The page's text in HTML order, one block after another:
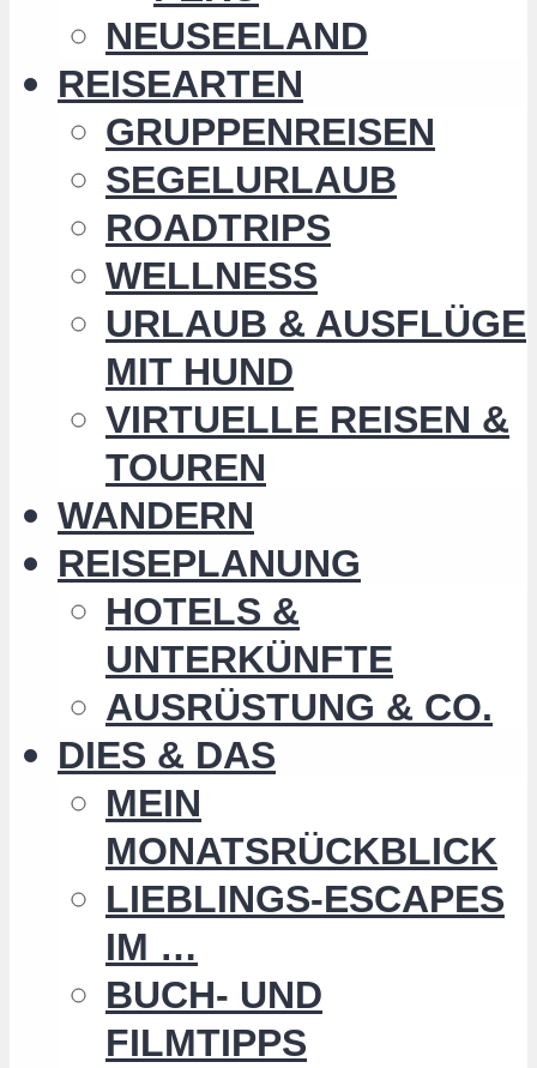
NEUSEELAND
REISEARTEN
GRUPPENREISEN
SEGELURLAUB
ROADTRIPS
WELLNESS
URLAUB & AUSFLÜGE
MIT HUND
VIRTUELLE REISEN &
TOUREN
WANDERN
REISEPLANUNG
HOTELS &
UNTERKÜNFTE
AUSRÜSTUNG & CO.
DIES & DAS
MEIN
MONATSRÜCKBLICK
LIEBLINGS-ESCAPES
IM …
BUCH- UND
FILMTIPPS